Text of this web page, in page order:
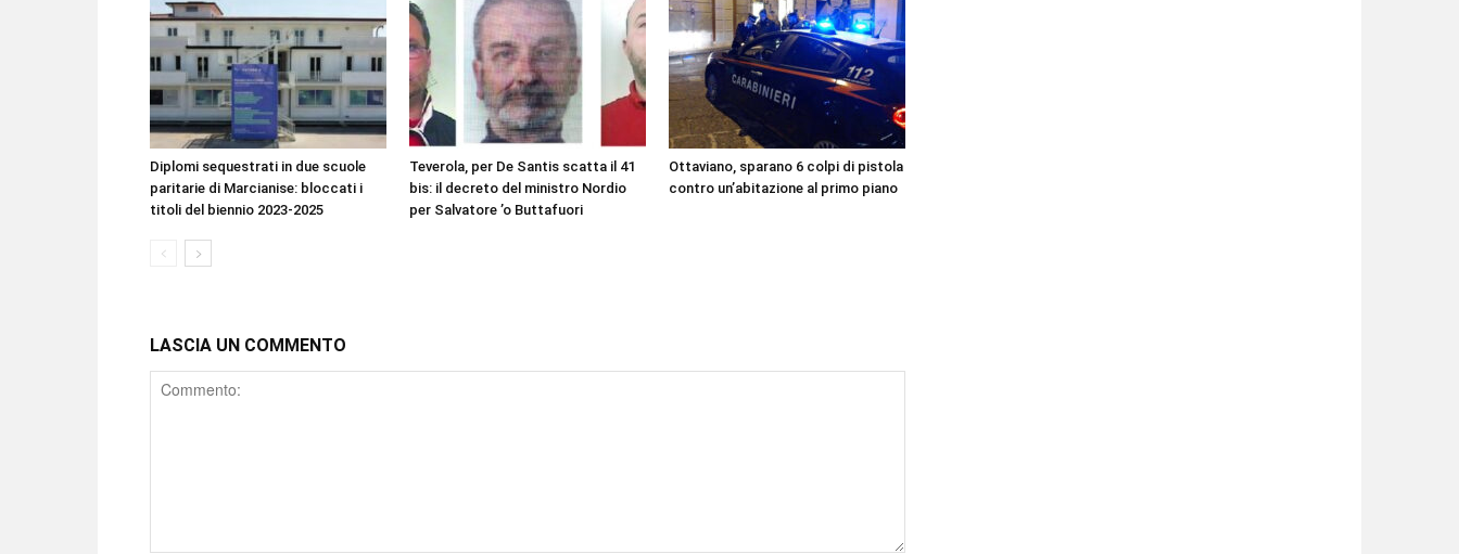
Diplomi sequestrati in due scuole
paritarie di Marcianise: bloccati i
titoli del biennio 2023-2025
Teverola, per De Santis scatta il 41
bis: il decreto del ministro Nordio
per Salvatore ’o Buttafuori
Ottaviano, sparano 6 colpi di pistola
contro un’abitazione al primo piano
LASCIA UN COMMENTO
Comment